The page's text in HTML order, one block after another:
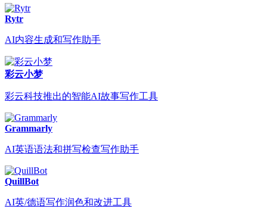
Rytr
AI内容生成和写作助手
彩云小梦
彩云科技推出的智能AI故事写作工具
Grammarly
AI英语语法和拼写检查写作助手
QuillBot
AI英/德语写作润色和改进工具